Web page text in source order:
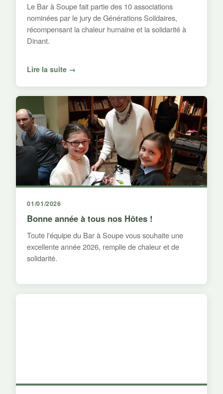
Le Bar à Soupe fait partie des 10 associations
nominées par le jury de Générations Solidaires,
récompensant la chaleur humaine et la solidarité à
Dinant.
Lire la suite →
01/01/2026
Bonne année à tous nos Hôtes !
Toute l'équipe du Bar à Soupe vous souhaite une
excellente année 2026, remplie de chaleur et de
solidarité.